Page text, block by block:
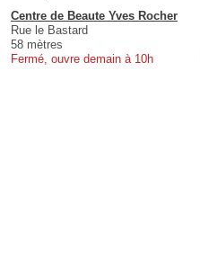
Centre de Beaute Yves Rocher
Rue le Bastard
58 mètres
Fermé, ouvre demain à 10h